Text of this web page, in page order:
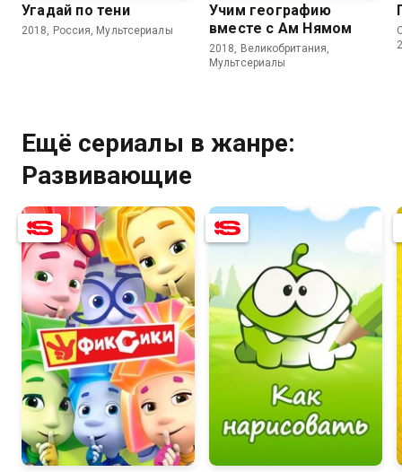
Угадай по тени
2018, Россия, Мультсериалы
Учим географию
вместе с Ам Нямом
2018, Великобритания,
Мультсериалы
Ещё сериалы в жанре:
Развивающие
8.0 6.2 8.1